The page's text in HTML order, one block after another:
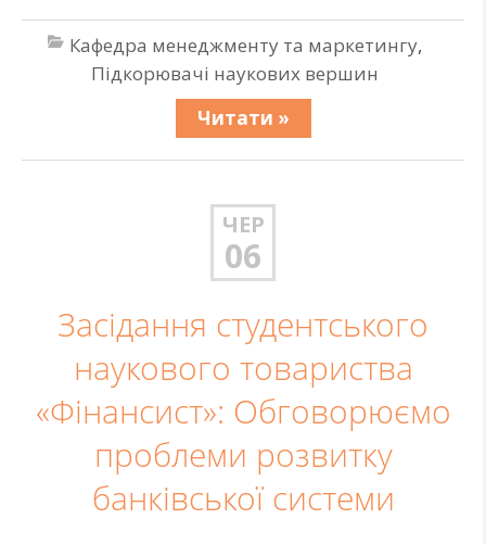
Кафедра менеджменту та маркетингу,
Підкорювачі наукових вершин
Читати »
ЧЕР
06
Засідання студентського
наукового товариства
«Фінансист»: Обговорюємо
проблеми розвитку
банківської системи